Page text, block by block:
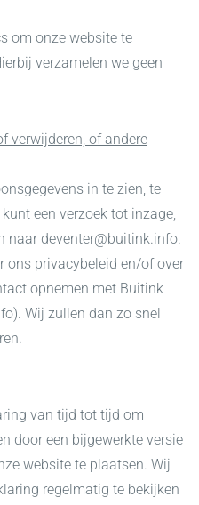
om onze website te
verzamelen we geen
verwijderen, of andere
in te zien, te
een verzoek tot inzage,
naar deventer@buitink.info.
ons privacybeleid en/of over
opnemen met Buitink
Wij zullen dan zo snel
van tijd tot tijd om
door een bijgewerkte versie
website te plaatsen. Wij
regelmatig te bekijken